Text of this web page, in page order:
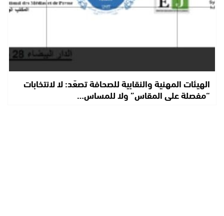
الهيئات المهنية والنقابية للصحافة تصعّد: لا لانتخابات
“مفصلة على المقاس” ولا للمساس…